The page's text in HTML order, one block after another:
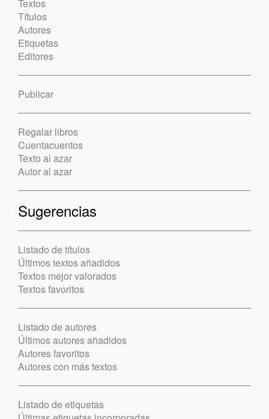
Textos
Títulos
Autores
Etiquetas
Editores
Publicar
Regalar libros
Cuentacuentos
Texto al azar
Autor al azar
Sugerencias
Listado de títulos
Últimos textos añadidos
Textos mejor valorados
Textos favoritos
Listado de autores
Últimos autores añadidos
Autores favoritos
Autores con más textos
Listado de etiquetas